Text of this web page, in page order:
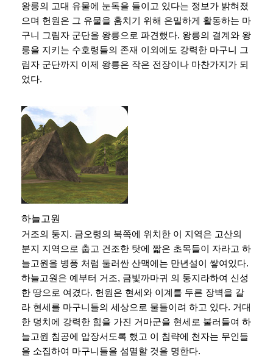
왕릉의 고대 유물에 눈독을 들이고 있다는 정보가 밝혀졌
으며 헌원은 그 유물을 훔치기 위해 은밀하게 활동하는 마
구니 그림자 군단을 왕릉으로 파견했다. 왕릉의 결계와 왕
릉을 지키는 수호령들의 존재 이외에도 강력한 마구니 그
림자 군단까지 이제 왕릉은 작은 전장이나 마찬가지가 되
었다.
하늘고원
거조의 둥지. 금오령의 북쪽에 위치한 이 지역은 고산의
분지 지역으로 춥고 건조한 탓에 짧은 초목들이 자라고 하
늘고원을 병풍 처럼 둘러싼 산맥에는 만년설이 쌓여있다.
하늘고원은 예부터 거조, 금빛까마귀 의 둥지라하여 신성
한 땅으로 여겼다. 헌원은 현세와 이계를 두른 장벽을 갈
라 현세를 마구니들의 세상으로 물들이려 하고 있다. 거대
한 덩치에 강력한 힘을 가진 거마군을 현세로 불러들여 하
늘고원 침공에 압장서도록 했고 이 침략에 천자는 무인들
을 소집하여 마구니들을 섬멸할 것을 명한다.